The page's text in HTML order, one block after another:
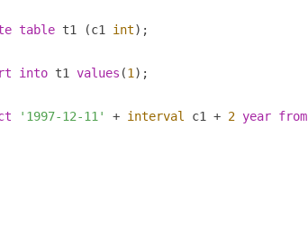
table t1 (c1 int
into t1 values (1
'1997-12-11' + interval c1 + 2 year from